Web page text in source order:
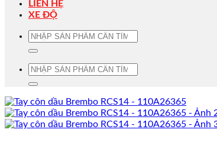
LIÊN HỆ
XE ĐỘ
Tìm
Tìm